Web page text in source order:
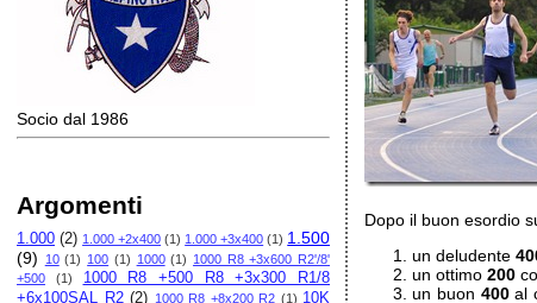
Socio dal 1986
Argomenti
1.000 (2) 1.000 +2x400 (1) 1.000 +3x400 (1) 1.500
(9)
10 (1) 100 (1) 1000 (1) 1000 R8 +3x600 R2'/8'
+500
(1)
1000 R8 +500 R8 +3x300 R1/8
+6x100SAL R2 (2) 1000 R8 +8x200 R2 (1) 10K
Dopo il buon esordio
un deludente
un ottimo200
un buon 400al